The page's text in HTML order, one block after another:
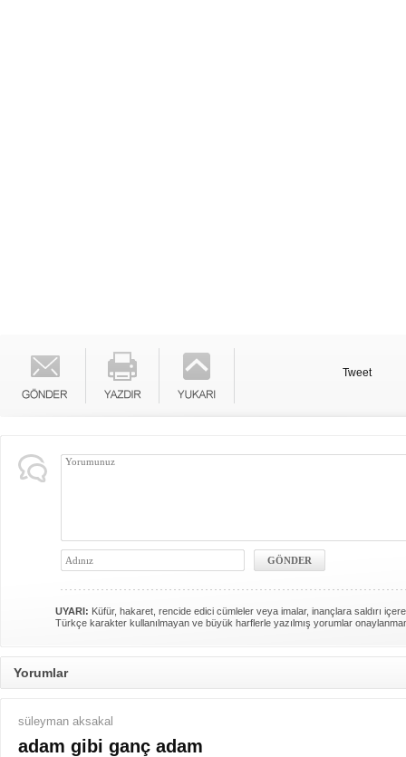
Tweet
UYARI: Küfür, hakaret, rencide edici cümleler veya imalar, inançlara saldırı
Türkçe karakter kullanılmayan ve büyük harflerle yazılmış yorumlar
Yorumlar
süleyman aksakal
adam gibi ganç adam